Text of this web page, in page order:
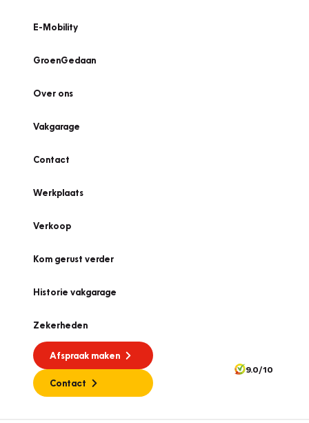
E-Mobility
GroenGedaan
Over ons
Vakgarage
Contact
Werkplaats
Verkoop
Kom gerust verder
Historie vakgarage
Zekerheden
Afspraak maken
Contact
9.0/10